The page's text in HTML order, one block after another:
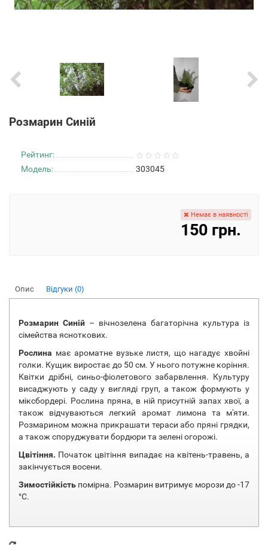
Розмарин Синій
Рейтинг:
Модель:
303045
Немає в наявності
150 грн.
Опис Відгуки (0)
Розмарин Синій – вічнозелена багаторічна культура із
сімейства ясноткових.
Рослина має ароматне вузьке листя, що нагадує хвойні
голки. Кущик виростає до 50 см. У нього потужне коріння.
Квітки дрібні, синьо-фіолетового забарвлення. Культуру
висаджують у саду у вигляді груп, а також формують у
міксбордері. Рослина пряна, в ній присутній запах хвої, а
також відчуваються легкий аромат лимона та м'яти.
Розмарином можна прикрашати тераси або пряні грядки,
а також споруджувати бордюри та зелені огорожі.
Цвітіння. Початок цвітіння випадає на квітень-травень, а
закінчується восени.
Зимостійкість помірна. Розмарин витримує морози до -17
°C.